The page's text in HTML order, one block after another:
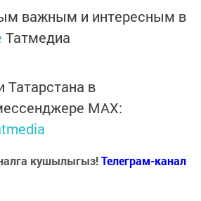
важным и интересным в
Татмедиа
Татарстана в
MАХ:
кушылыгыз!Телеграм-канал